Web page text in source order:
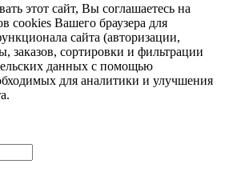
этот сайт, Вы соглашаетесь на
cookies Вашего браузера для
сайта (авторизации,
заказов, сортировки и фильтрации
данных с помощью
для аналитики и улучшения